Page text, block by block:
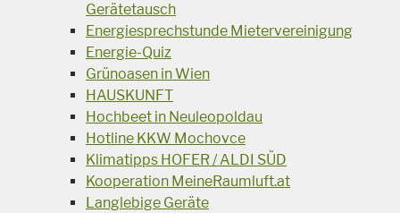
Gerätetausch
Energiesprechstunde Mietervereinigung
Energie-Quiz
Grünoasen in Wien
HAUSKUNFT
Hochbeet in Neuleopoldau
Hotline KKW Mochovce
Klimatipps HOFER / ALDI SÜD
Kooperation MeineRaumluft.at
Langlebige Geräte